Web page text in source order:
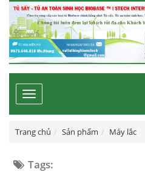
Toggle
navigation
Trang chủ Sản phẩm Máy lắc
Tags: